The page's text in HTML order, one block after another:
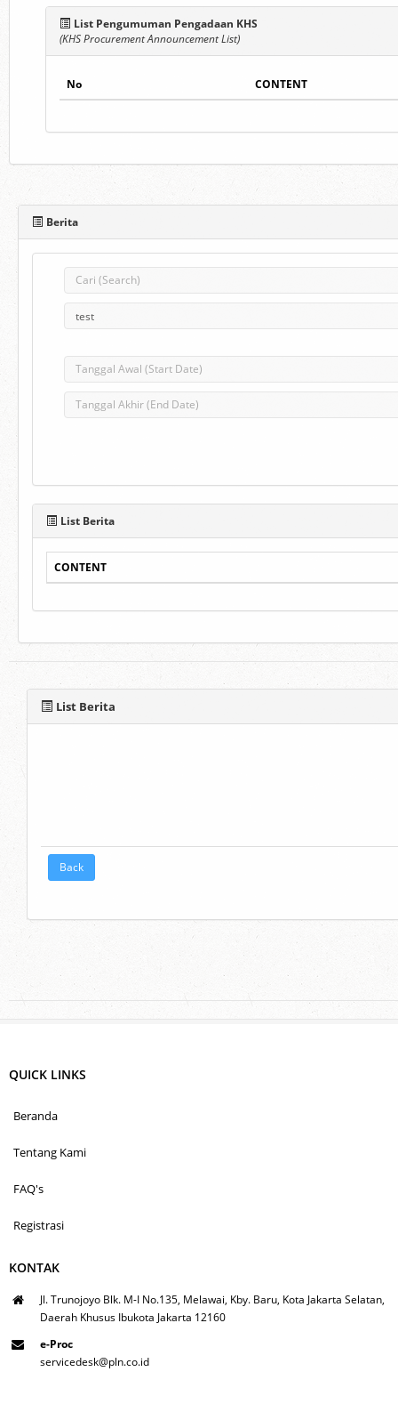
List Pengumuman Pengadaan KHS
(KHS Procurement Announcement List)
No CONTENT
Berita
List Berita
CONTENT
List Berita
Back
QUICK LINKS
Beranda
Tentang Kami
FAQ's
Registrasi
KONTAK
Jl. Trunojoyo Blk. M-I No.135, Melawai, Kby. Baru, Kota Jakarta Selatan,
Daerah Khusus Ibukota Jakarta 12160
e-Proc
servicedesk@pln.co.id